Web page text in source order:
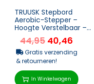
TRUUSK Stepbord
Aerobic-Stepper –
Hoogte Verstelbaar –
150 Kg Draagvermogen
– 3 Ni...
44,95 40,46
Gratis verzending
& retourneren!
In Winkelwagen